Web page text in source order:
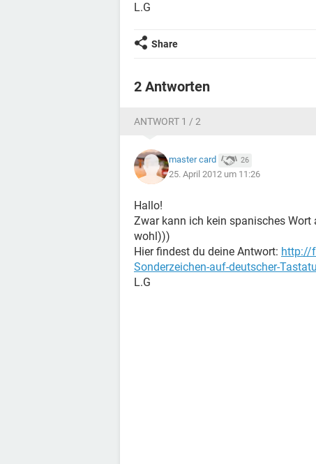
L.G
Share
2 Antworten
ANTWORT 1 / 2
master card 26
25. April 2012 um 11:26
Hallo!
Zwar kann ich kein spanisches Wort
wohl)))
Hier findest du deine Antwort: http://
Sonderzeichen-auf-deutscher-
L.G